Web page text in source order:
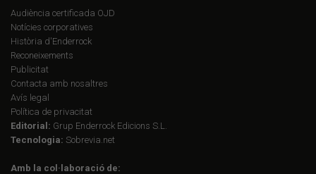
Audiència certificada OJD
Notícies corporatives
Història d'Enderrock
Reconeixements
Publicitat
Contacta amb nosaltres
Avís legal
Política de privacitat
Editorial: Grup Enderrock Edicions S.L.
Tecnologia: Sobrevia.net
Amb la col·laboració de: